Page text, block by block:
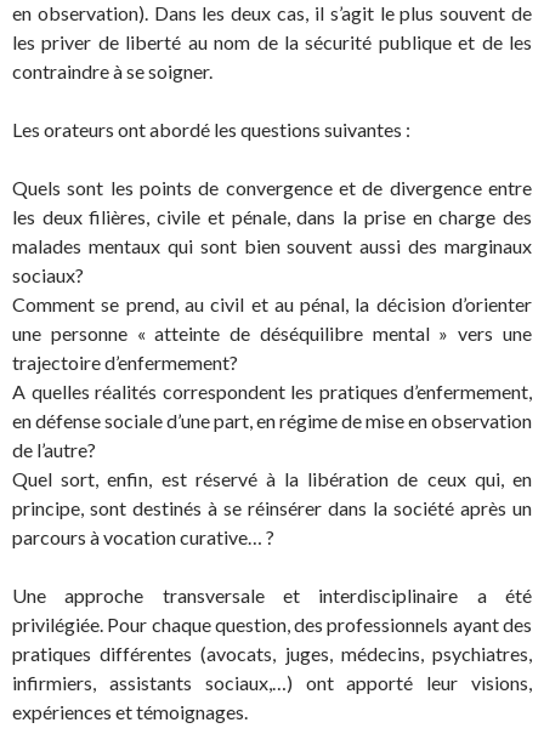
en observation). Dans les deux cas, il s’agit le plus souvent de
les priver de liberté au nom de la sécurité publique et de les
contraindre à se soigner.
Les orateurs ont abordé les questions suivantes :
Quels sont les points de convergence et de divergence entre
les deux filières, civile et pénale, dans la prise en charge des
malades mentaux qui sont bien souvent aussi des marginaux
sociaux?
Comment se prend, au civil et au pénal, la décision d’orienter
une personne « atteinte de déséquilibre mental » vers une
trajectoire d’enfermement?
A quelles réalités correspondent les pratiques d’enfermement,
en défense sociale d’une part, en régime de mise en observation
de l’autre?
Quel sort, enfin, est réservé à la libération de ceux qui, en
principe, sont destinés à se réinsérer dans la société après un
parcours à vocation curative… ?
Une approche transversale et interdisciplinaire a été
privilégiée. Pour chaque question, des professionnels ayant des
pratiques différentes (avocats, juges, médecins, psychiatres,
infirmiers, assistants sociaux,…) ont apporté leur visions,
expériences et témoignages.